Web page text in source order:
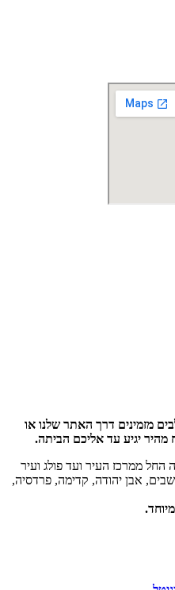
מזמינים דרך האתר שלנו או
מהיר יגיע עד אליכם הביתה.
החל ממרכז העיר ועד פולג ועיר
אבן יהודה, קדימה, פרדסיה,